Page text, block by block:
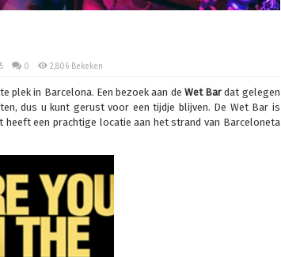
0 2,806 Bekeken
plek in Barcelona. Een bezoek aan de Wet Bar dat gelegen
dus u kunt gerust voor een tijdje blijven. De Wet Bar is
een prachtige locatie aan het strand van Barceloneta